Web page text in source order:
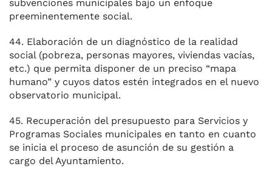
subvenciones municipales bajo un enfoque
preeminentemente social.
44. Elaboración de un diagnóstico de la realidad
social (pobreza, personas mayores, viviendas vacías,
etc.) que permita disponer de un preciso “mapa
humano” y cuyos datos estén integrados en el nuevo
observatorio municipal.
45. Recuperación del presupuesto para Servicios y
Programas Sociales municipales en tanto en cuanto
se inicia el proceso de asunción de su gestión a
cargo del Ayuntamiento.